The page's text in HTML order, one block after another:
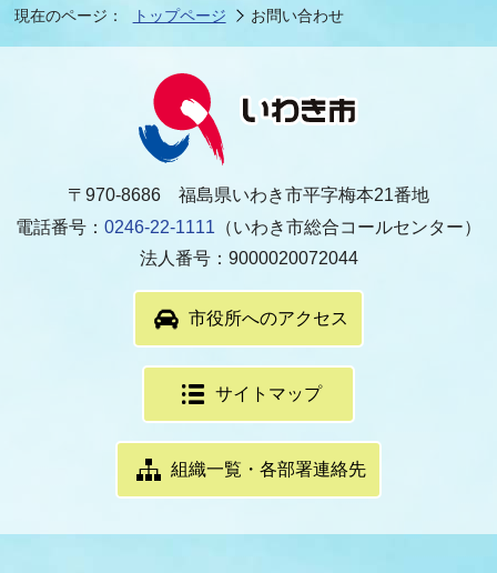
現在のページ： トップページ お問い合わせ
〒970-8686 福島県いわき市平字梅本21番地
電話番号： 0246-22-1111 （いわき市総合コールセンター）
法人番号：9000020072044
市役所へのアクセス
サイトマップ
組織一覧・各部署連絡先